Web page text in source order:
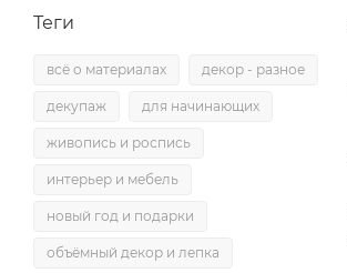
Теги
всё о материалах декор - разное
декупаж для начинающих
живопись и роспись
интерьер и мебель
новый год и подарки
объёмный декор и лепка